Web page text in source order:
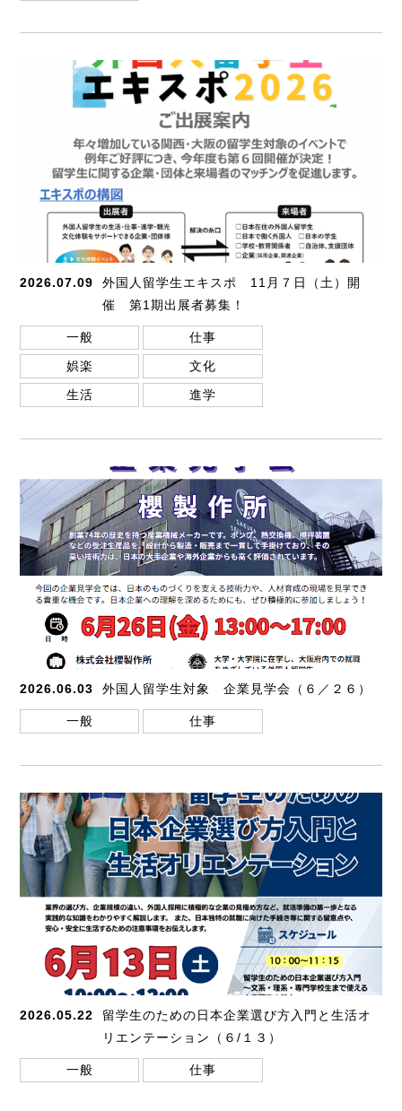
2026.07.09
外国人留学生エキスポ 11月７日（土）開
催 第1期出展者募集！
一般
仕事
娯楽
文化
生活
進学
2026.06.03 外国人留学生対象 企業見学会（６／２６）
一般 仕事
2026.05.22
留学生のための日本企業選び方入門と生活オ
リエンテーション（６/１３）
一般 仕事